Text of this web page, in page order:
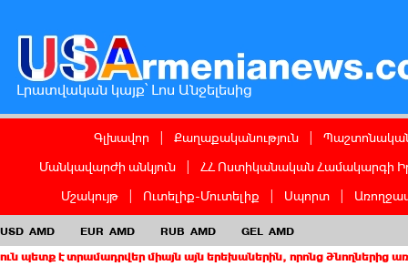
Լրատվական կայք՝ Լոս Անջելեսից
Գլխավոր Քաղաքականություն
Մանկավարժի անկյուն
ՀՀ Ոստիկանական Համակարգի
Մշակույթ
Ուտելիք-Մուտելիք Սպորտ
USD AMD EUR AMD RUB AMD GEL AMD
միայն այն երեխաներին, որոնց ծնողներից առնվազն